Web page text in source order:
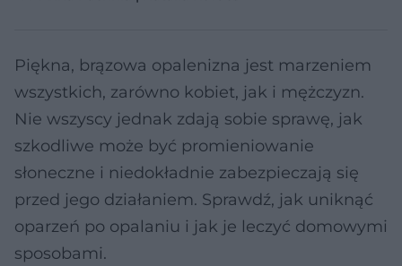
Piękna, brązowa opalenizna jest marzeniem
wszystkich, zarówno kobiet, jak i mężczyzn.
Nie wszyscy jednak zdają sobie sprawę, jak
szkodliwe może być promieniowanie
słoneczne i niedokładnie zabezpieczają się
przed jego działaniem. Sprawdź, jak uniknąć
oparzeń po opalaniu i jak je leczyć domowymi
sposobami.